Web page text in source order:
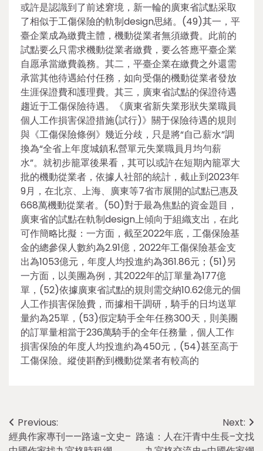
或許是認識到了前述窘境，新一輪的廣東省試點采取
了相似于工傷保險的軌制design思緒。(49)其一，平
臺企業成為繳費主體，機動從業者無須繳費。此前的
試點要么只需求機動從業者繳費，要么答應平臺企業
自愿承當繳費義務。其二，平臺企業在繳費之外還需
承當其他待遇給付任務，如向受傷的機動從業者發放
生涯保證費和護理費。其三，廣東省試點的保證待遇
趨近于工傷保險待遇。《廣東省新失業形狀失業職員
個人工作損害保證措施(試行)》關于保險待遇的規則
與《工傷保險條例》幾近分歧，只是將“自己薪水”調
換為“全省上年度城鎮私營單元失業職員月均勻薪
水”。就初步籠罩後果看，其可以或許在短期內籠罩大
批的機動從業者，依據人社部的統計，截止到2023年
9月，在北京、上海、廣東等7省市展開的試點已惠及
668萬機動從業者。(50)對于最為焦點的資金題目，
廣東省的試點在軌制design上傾向于組織支出，在此
可作簡略比擬：一方面，截至2022年底，工傷保險基
金的總參保人數約為2.91億，2022年工傷保險基金支
出為1053億元，年度人均投進約為361.86元；(51)另
一方面，以美團為例，其2022年的訂單量為177億
單，(52)依據廣東省試點的規則需交納10.62億元的個
人工作損害保險費，而據相干調研，騎手的日均送單
量約為25單，(53)假定騎手全年任務300天，則美團
的訂單量相當于236萬騎手的全年任務量，個人工作
損害保險的年度人均投進約為450元，(54)甚至高于
工傷保險。縱使斟酌到機動從業者有較高的
Post
navigation
Previous:
經典作家專刊——路遠–文史–
Next:
路遠：人在汗青中生長–文找